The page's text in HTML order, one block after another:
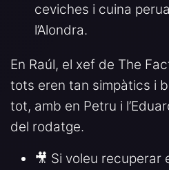
ceviches i cuina
l’Alondra.
En Raúl, el xef de The
tots eren tan simpàtics i
tot, amb en Petru i
del rodatge.
🎥 Si voleu recuperar